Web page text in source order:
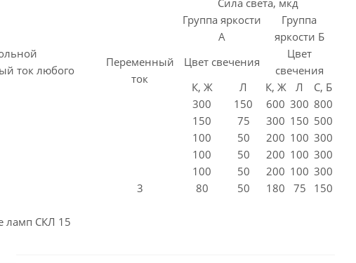
Сила света, мкд
Группа яркости
А
Группа
яркости Б
ток любого
Переменный
ток
Цвет свечения
Цвет
свечения
К, Ж
Л К, Ж Л
С, Б
300 150 600 300 800
150 75 300 150 500
100 50 200 100 300
100 50 200 100 300
100 50 200 100 300
3 80 50 180 75 150
ламп СКЛ 15